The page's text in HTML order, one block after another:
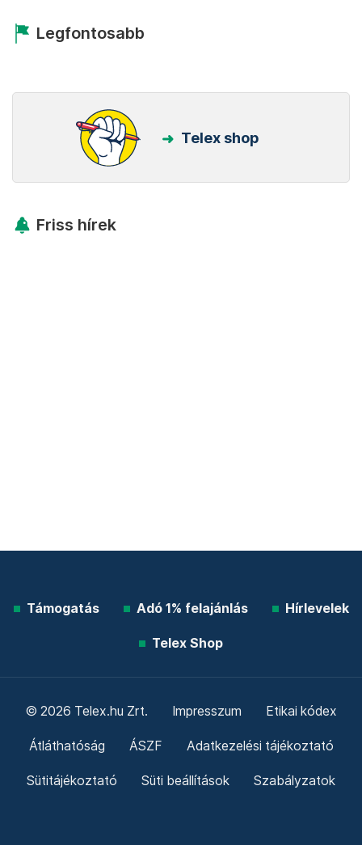
Legfontosabb
Telex shop
Friss hírek
Támogatás Adó 1% felajánlás Hírlevelek
Telex Shop
© 2026 Telex.hu Zrt. Impresszum Etikai kódex
Átláthatóság ÁSZF Adatkezelési tájékoztató
Sütitájékoztató Süti beállítások Szabályzatok